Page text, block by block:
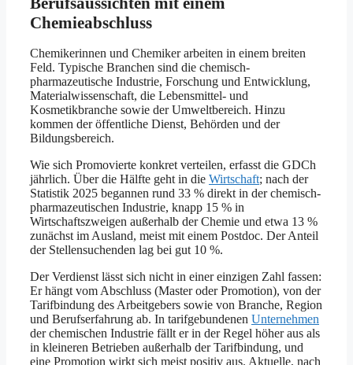
Chemieabschluss
Chemikerinnen und Chemiker arbeiten in einem breiten
Feld. Typische Branchen sind die chemisch-
pharmazeutische Industrie, Forschung und Entwicklung,
Materialwissenschaft, die Lebensmittel- und
Kosmetikbranche sowie der Umweltbereich. Hinzu
kommen der öffentliche Dienst, Behörden und der
Bildungsbereich.
Wie sich Promovierte konkret verteilen, erfasst die GDCh
jährlich. Über die Hälfte geht in die Wirtschaft; nach der
Statistik 2025 begannen rund 33 % direkt in der chemisch-
pharmazeutischen Industrie, knapp 15 % in
Wirtschaftszweigen außerhalb der Chemie und etwa 13 %
zunächst im Ausland, meist mit einem Postdoc. Der Anteil
der Stellensuchenden lag bei gut 10 %.
Der Verdienst lässt sich nicht in einer einzigen Zahl fassen:
Er hängt vom Abschluss (Master oder Promotion), von der
Tarifbindung des Arbeitgebers sowie von Branche, Region
und Berufserfahrung ab. In tarifgebundenen Unternehmen
der chemischen Industrie fällt er in der Regel höher aus als
in kleineren Betrieben außerhalb der Tarifbindung, und
eine Promotion wirkt sich meist positiv aus. Aktuelle, nach